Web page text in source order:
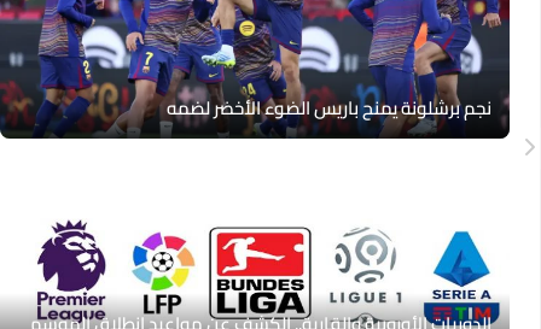
نجم برشلونة يمنح باريس الضوء الأخضر لضمه